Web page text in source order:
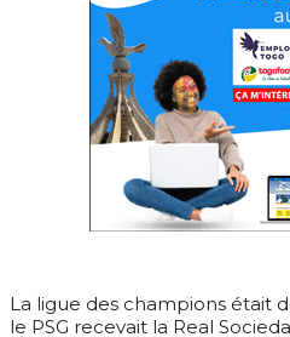
La ligue des champions était
le PSG recevait la Real